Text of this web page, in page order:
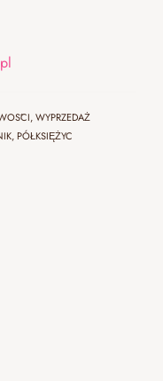
,WYPRZEDAŻ
,PÓŁKSIĘŻYC